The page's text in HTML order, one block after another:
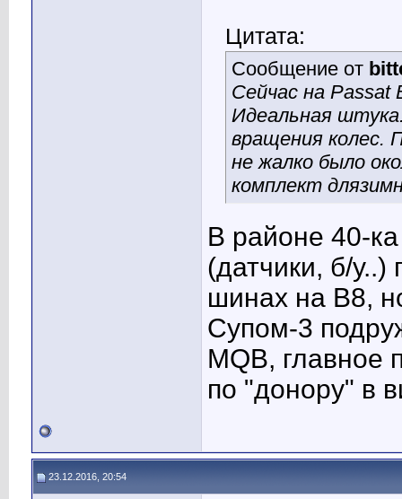
Цитата:
Сообщение от
Сейчас на Passat
Идеальная
вращения колес.
не жалко было
комплект
В районе 40-
(датчики, б/
шинах на В8,
Супом-3
MQB, главное
по "донору" в
23.12.2016, 20:54